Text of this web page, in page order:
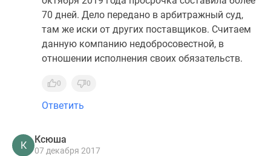
70 дней. Дело передано в арбитражный суд,
там же иски от других поставщиков. Считаем
данную компанию недобросовестной, в
отношении исполнения своих обязательств.
0 0
Ответить
К
Ксюша
07 декабря 2017